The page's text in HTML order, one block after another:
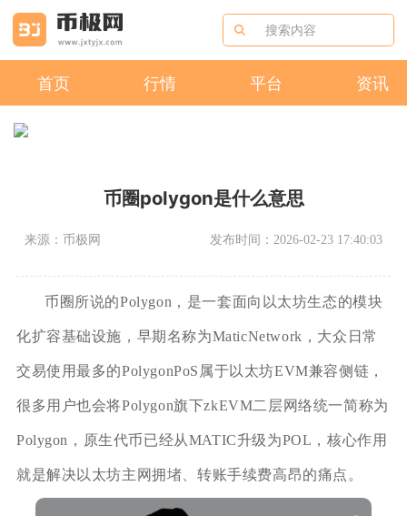
首页 行情 平台 资讯
币圈polygon是什么意思
来源：币极网 发布时间：2026-02-23 17:40:03
币圈所说的Polygon，是一套面向以太坊生态的模块
化扩容基础设施，早期名称为MaticNetwork，大众日常
交易使用最多的PolygonPoS属于以太坊EVM兼容侧链，
很多用户也会将Polygon旗下zkEVM二层网络统一简称为
Polygon，原生代币已经从MATIC升级为POL，核心作用
就是解决以太坊主网拥堵、转账手续费高昂的痛点。